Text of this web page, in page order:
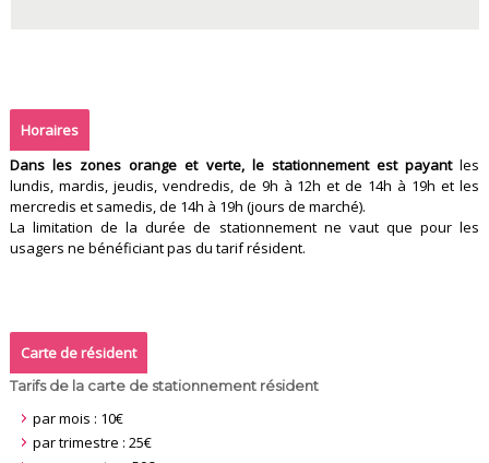
Horaires
Dans les zones orange et verte, le stationnement est payantles
lundis, mardis, jeudis, vendredis, de 9h à 12h et de 14h à 19h et les
mercredis et samedis, de 14h à 19h (jours de marché).
La limitation de la durée de stationnement ne vaut que pour les
usagers ne bénéficiant pas du tarif résident.
Carte de résident
Tarifs de la carte de stationnement résident
par mois : 10€
par trimestre : 25€